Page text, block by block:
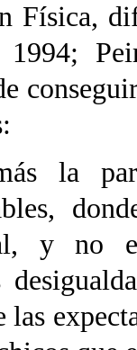
Física,
la
y no